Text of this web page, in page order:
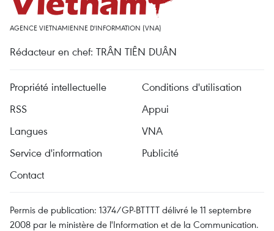
AGENCE VIETNAMIENNE D'INFORMATION (VNA)
Rédacteur en chef: TRÂN TIÊN DUÂN
Propriété intellectuelle
Conditions d'utilisation
RSS
Appui
Langues
VNA
Service d'information
Publicité
Contact
Permis de publication: 1374/GP-BTTTT délivré le 11 septembre
2008 par le ministère de l'Information et de la Communication.